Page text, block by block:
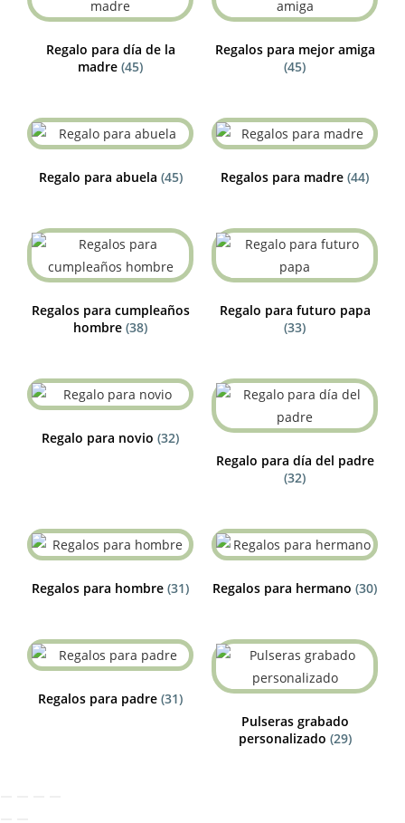
Regalo para día de la
madre (45)
Regalos para mejor amiga
(45)
Regalo para abuela (45) Regalos para madre (44)
Regalos para cumpleaños
hombre (38)
Regalo para futuro papa
(33)
Regalo para novio (32)
Regalo para día del padre
(32)
Regalos para hombre (31) Regalos para hermano (30)
Regalos para padre (31)
Pulseras grabado
personalizado (29)